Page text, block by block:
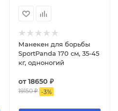
Манекен для борьбы
SportPanda 170 см, 35-45
кг, одноногий
от18650 ₽
19150 ₽ -3%